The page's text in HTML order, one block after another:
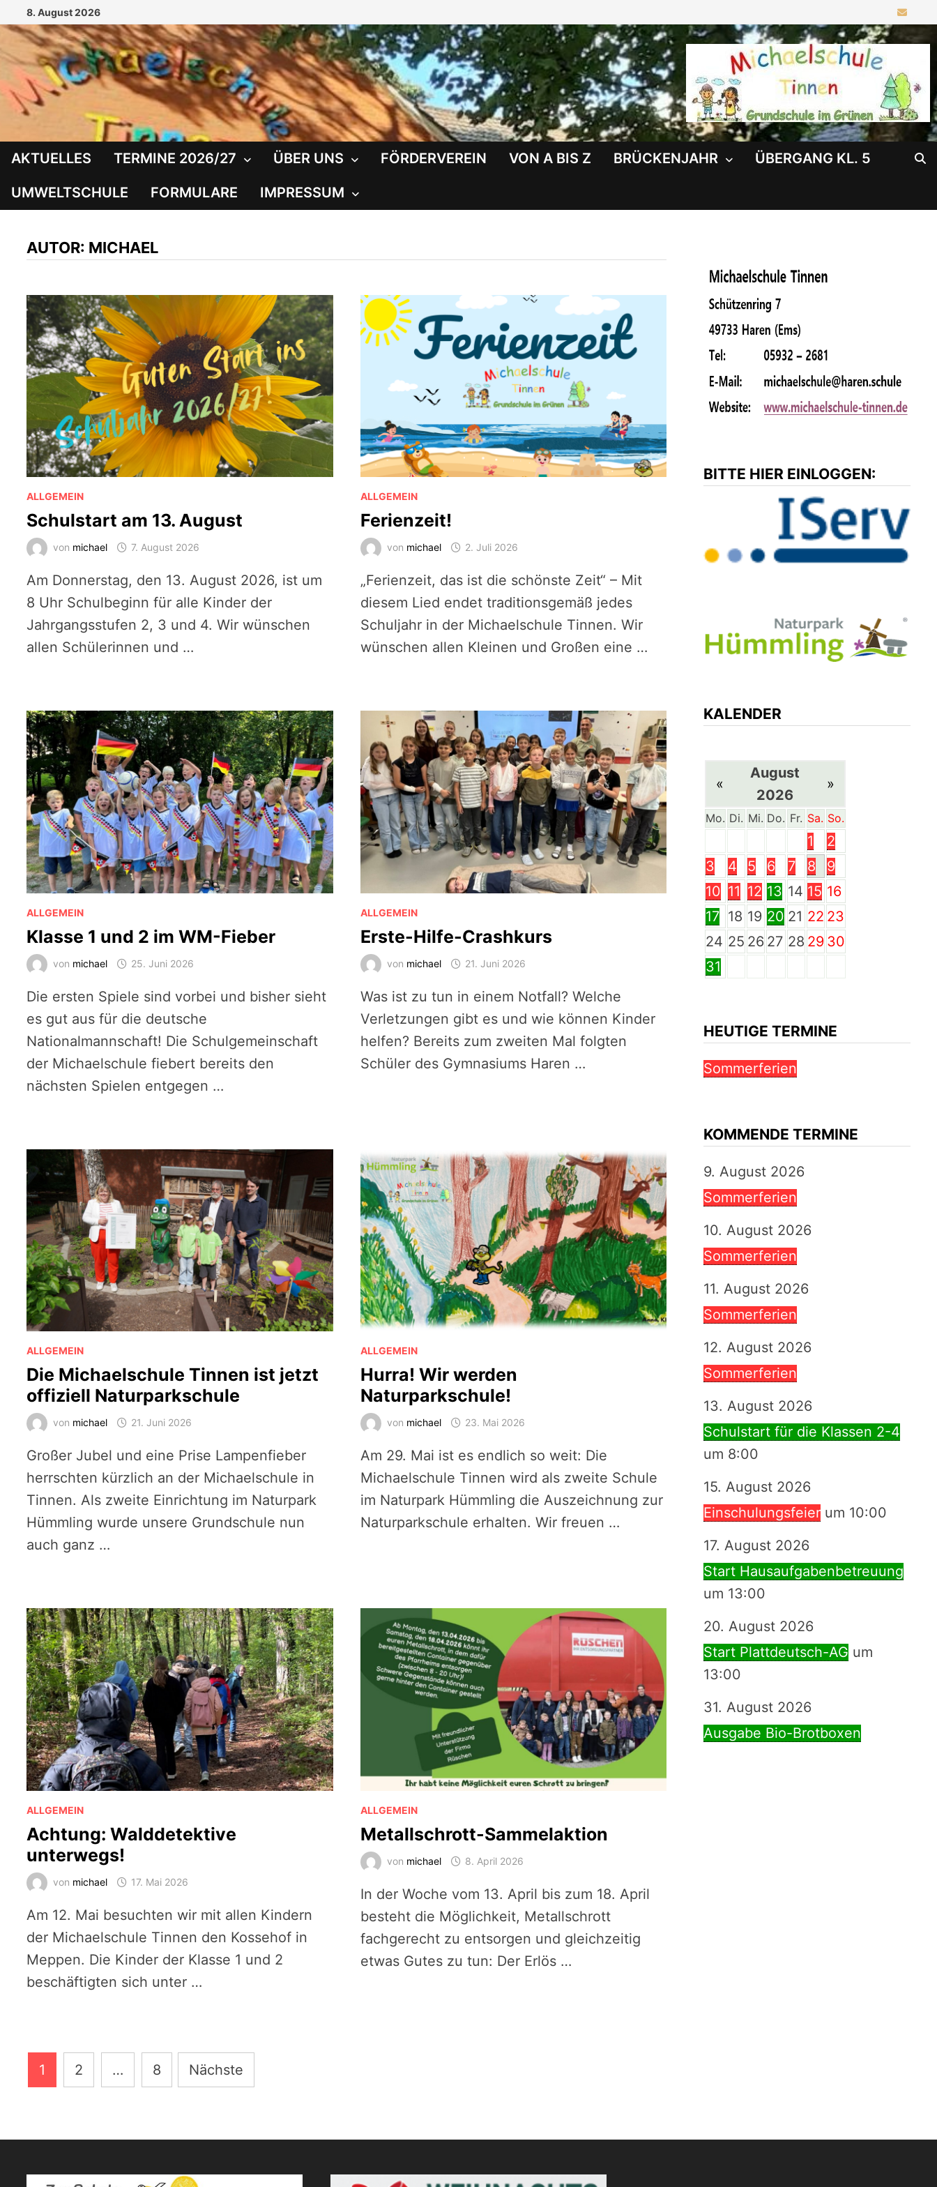
Zum
Inhalt
springen
8. August 2026
AKTUELLES TERMINE 2026/27 ÜBER UNS FÖRDERVEREIN VON A BIS Z BRÜCKENJAHR ÜBERGANG KL. 5
UMWELTSCHULE FORMULARE IMPRESSUM
AUTOR: MICHAEL
ALLGEMEIN
Schulstart am 13. August
von michael 7. August 2026
Am Donnerstag, den 13. August 2026, ist um
8 Uhr Schulbeginn für alle Kinder der
Jahrgangsstufen 2, 3 und 4. Wir wünschen
allen Schülerinnen und …
ALLGEMEIN
Ferienzeit!
von michael 2. Juli 2026
„Ferienzeit, das ist die schönste Zeit“ – Mit
diesem Lied endet traditionsgemäß jedes
Schuljahr in der Michaelschule Tinnen. Wir
wünschen allen Kleinen und Großen eine …
ALLGEMEIN
Klasse 1 und 2 im WM-Fieber
von michael 25. Juni 2026
Die ersten Spiele sind vorbei und bisher sieht
es gut aus für die deutsche
Nationalmannschaft! Die Schulgemeinschaft
der Michaelschule fiebert bereits den
nächsten Spielen entgegen …
ALLGEMEIN
Erste-Hilfe-Crashkurs
von michael 21. Juni 2026
Was ist zu tun in einem Notfall? Welche
Verletzungen gibt es und wie können Kinder
helfen? Bereits zum zweiten Mal folgten
Schüler des Gymnasiums Haren …
ALLGEMEIN
Die Michaelschule Tinnen ist jetzt
offiziell Naturparkschule
von michael 21. Juni 2026
Großer Jubel und eine Prise Lampenfieber
herrschten kürzlich an der Michaelschule in
Tinnen. Als zweite Einrichtung im Naturpark
Hümmling wurde unsere Grundschule nun
auch ganz …
ALLGEMEIN
Hurra! Wir werden
Naturparkschule!
von michael 23. Mai 2026
Am 29. Mai ist es endlich so weit: Die
Michaelschule Tinnen wird als zweite Schule
im Naturpark Hümmling die Auszeichnung zur
Naturparkschule erhalten. Wir freuen …
ALLGEMEIN
Achtung: Walddetektive
unterwegs!
von michael 17. Mai 2026
Am 12. Mai besuchten wir mit allen Kindern
der Michaelschule Tinnen den Kossehof in
Meppen. Die Kinder der Klasse 1 und 2
beschäftigten sich unter …
ALLGEMEIN
Metallschrott-Sammelaktion
von michael 8. April 2026
In der Woche vom 13. April bis zum 18. April
besteht die Möglichkeit, Metallschrott
fachgerecht zu entsorgen und gleichzeitig
etwas Gutes zu tun: Der Erlös …
Seitennummerierung
der
1 2 … 8 Nächste
BITTE HIER EINLOGGEN:
KALENDER
«
August
2026
»
Mo. Di. Mi. Do. Fr. Sa. So.
1
2
3
4 5 6 7 8
9
10 11 12 13 14 15 16
17 18 19 20 21 22 23
24 25 26 27 28 29 30
31
HEUTIGE TERMINE
Sommerferien
KOMMENDE TERMINE
9. August 2026
Sommerferien
10. August 2026
Sommerferien
11. August 2026
Sommerferien
12. August 2026
Sommerferien
13. August 2026
Schulstart für die Klassen 2-4
um 8:00
15. August 2026
Einschulungsfeier um 10:00
17. August 2026
Start Hausaufgabenbetreuung
um 13:00
20. August 2026
Start Plattdeutsch-AG um
13:00
31. August 2026
Ausgabe Bio-Brotboxen